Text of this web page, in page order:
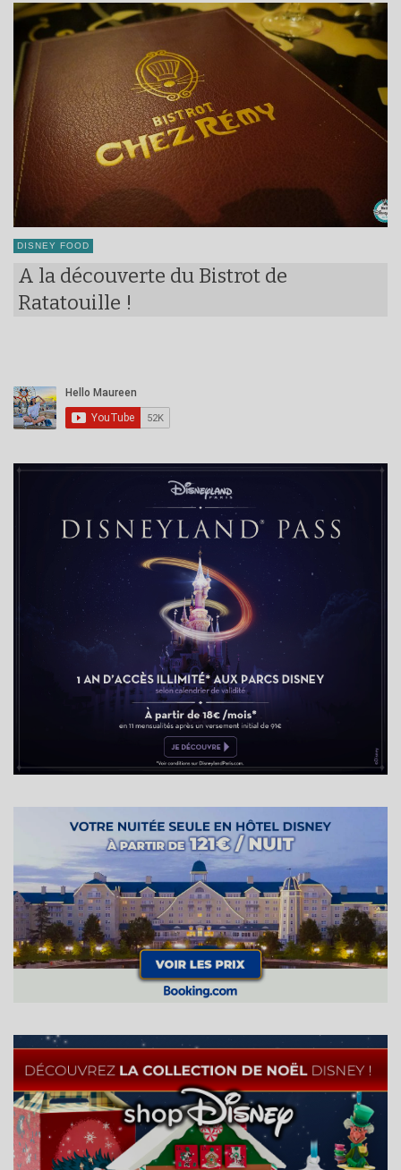
DISNEY FOOD
A la découverte du Bistrot de
Ratatouille !